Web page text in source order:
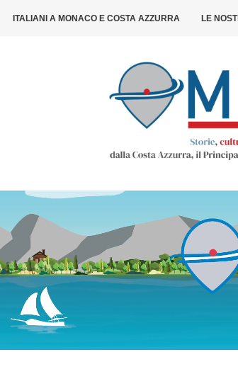
ITALIANI A MONACO E COSTA AZZURRA LE